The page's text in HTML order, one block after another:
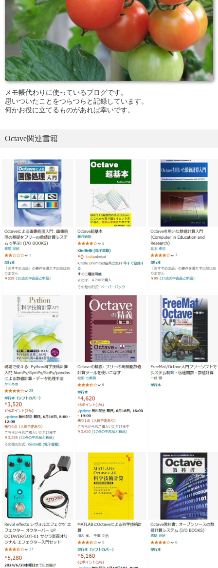
メモ帳代わりに使っているブログです。
思いついたことをつらつらと記録しています。
何かお役に立てるものがあれば幸いです。
Octave関連書籍